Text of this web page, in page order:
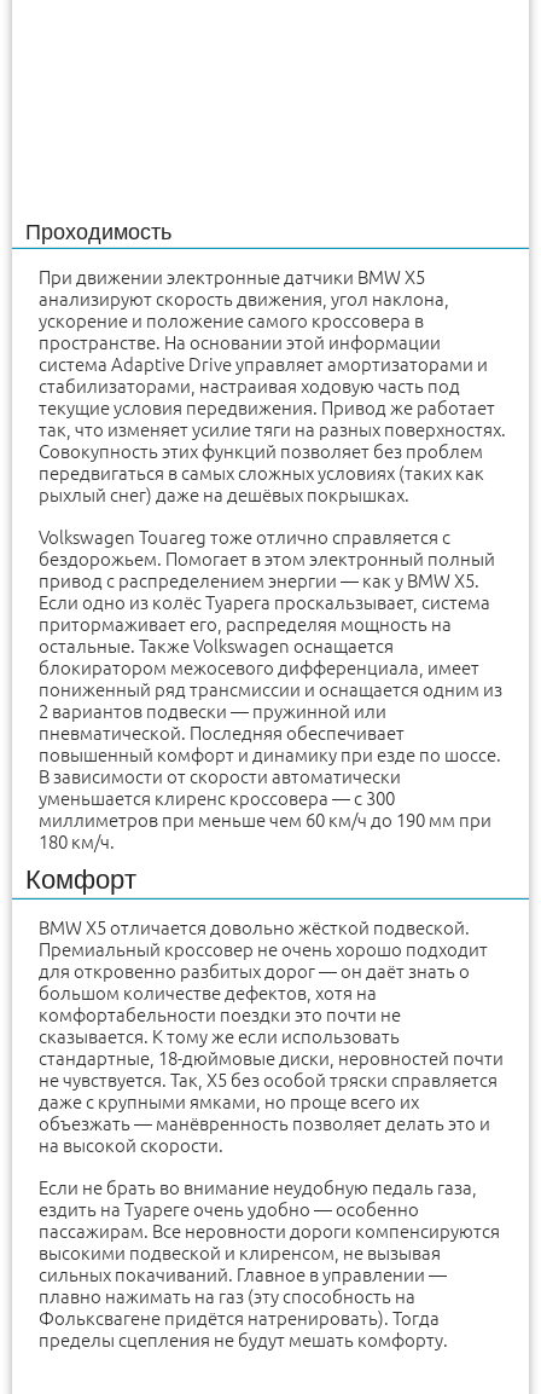
Проходимость
При движении электронные датчики BMW X5
анализируют скорость движения, угол наклона,
ускорение и положение самого кроссовера в
пространстве. На основании этой информации
система Adaptive Drive управляет амортизаторами и
стабилизаторами, настраивая ходовую часть под
текущие условия передвижения. Привод же работает
так, что изменяет усилие тяги на разных поверхностях.
Совокупность этих функций позволяет без проблем
передвигаться в самых сложных условиях (таких как
рыхлый снег) даже на дешёвых покрышках.
Volkswagen Touareg тоже отлично справляется с
бездорожьем. Помогает в этом электронный полный
привод с распределением энергии — как у BMW X5.
Если одно из колёс Туарега проскальзывает, система
притормаживает его, распределяя мощность на
остальные. Также Volkswagen оснащается
блокиратором межосевого дифференциала, имеет
пониженный ряд трансмиссии и оснащается одним из
2 вариантов подвески — пружинной или
пневматической. Последняя обеспечивает
повышенный комфорт и динамику при езде по шоссе.
В зависимости от скорости автоматически
уменьшается клиренс кроссовера — с 300
миллиметров при меньше чем 60 км/ч до 190 мм при
180 км/ч.
Комфорт
BMW X5 отличается довольно жёсткой подвеской.
Премиальный кроссовер не очень хорошо подходит
для откровенно разбитых дорог — он даёт знать о
большом количестве дефектов, хотя на
комфортабельности поездки это почти не
сказывается. К тому же если использовать
стандартные, 18-дюймовые диски, неровностей почти
не чувствуется. Так, X5 без особой тряски справляется
даже с крупными ямками, но проще всего их
объезжать — манёвренность позволяет делать это и
на высокой скорости.
Если не брать во внимание неудобную педаль газа,
ездить на Туареге очень удобно — особенно
пассажирам. Все неровности дороги компенсируются
высокими подвеской и клиренсом, не вызывая
сильных покачиваний. Главное в управлении —
плавно нажимать на газ (эту способность на
Фольксвагене придётся натренировать). Тогда
пределы сцепления не будут мешать комфорту.